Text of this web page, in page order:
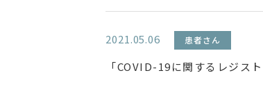
2021.05.06 患者さん
「COVID-19に関するレジス